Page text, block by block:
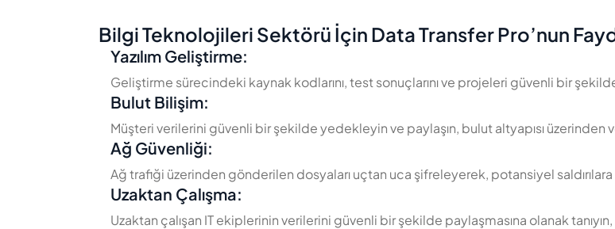
Bilgi Teknolojileri Sektörü İçin Data Transfer Pro’nun
Yazılım Geliştirme:
Geliştirme sürecindeki kaynak kodlarını, test sonuçlarını ve projeleri güvenli bir
Bulut Bilişim:
Müşteri verilerini güvenli bir şekilde yedekleyin ve paylaşın, bulut altyapısı üzerinden
Ağ Güvenliği:
Ağ trafiği üzerinden gönderilen dosyaları uçtan uca şifreleyerek, potansiyel saldırılara
Uzaktan Çalışma:
Uzaktan çalışan IT ekiplerinin verilerini güvenli bir şekilde paylaşmasına olanak